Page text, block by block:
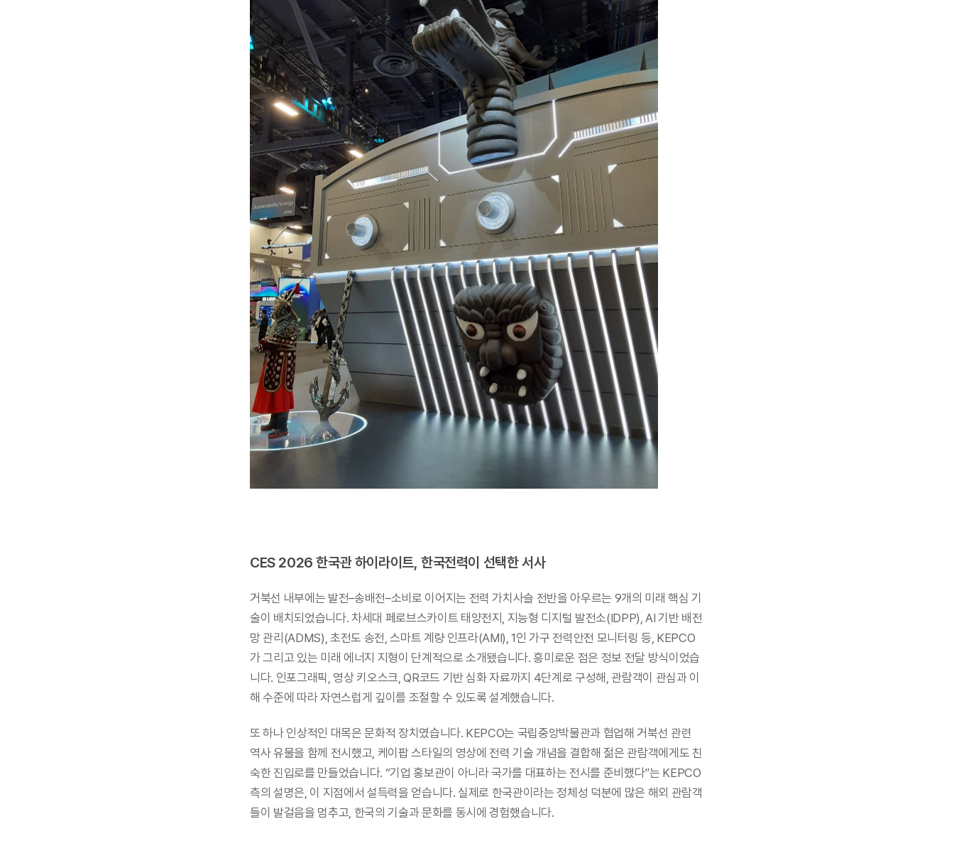
CES 2026 한국관 하이라이트, 한국전력이 선택한 서사
거북선 내부에는 발전–송배전–소비로 이어지는 전력 가치사슬 전반을 아우르는 9개의 미래 핵심 기
술이 배치되었습니다. 차세대 페로브스카이트 태양전지, 지능형 디지털 발전소(IDPP), AI 기반 배전
망 관리(ADMS), 초전도 송전, 스마트 계량 인프라(AMI), 1인 가구 전력안전 모니터링 등, KEPCO
가 그리고 있는 미래 에너지 지형이 단계적으로 소개됐습니다. 흥미로운 점은 정보 전달 방식이었습
니다. 인포그래픽, 영상 키오스크, QR코드 기반 심화 자료까지 4단계로 구성해, 관람객이 관심과 이
해 수준에 따라 자연스럽게 깊이를 조절할 수 있도록 설계했습니다.
또 하나 인상적인 대목은 문화적 장치였습니다. KEPCO는 국립중앙박물관과 협업해 거북선 관련
역사 유물을 함께 전시했고, 케이팝 스타일의 영상에 전력 기술 개념을 결합해 젊은 관람객에게도 친
숙한 진입로를 만들었습니다. “기업 홍보관이 아니라 국가를 대표하는 전시를 준비했다”는 KEPCO
측의 설명은, 이 지점에서 설득력을 얻습니다. 실제로 한국관이라는 정체성 덕분에 많은 해외 관람객
들이 발걸음을 멈추고, 한국의 기술과 문화를 동시에 경험했습니다.